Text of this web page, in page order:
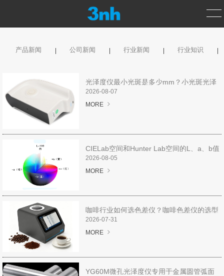
首页
光泽度仪
分光密度仪
涂层测厚仪
标准光源箱
图像测试方案
产品新闻 公司新闻 行业新闻 行业知识
光泽度仪最小光斑是多少mm？小光斑光泽
度仪怎么选型？
2026-08-07
MORE
CIELab空间和Hunter Lab空间的L、a、b值
表示一个意思吗？
2026-08-05
MORE
咖啡行业如何选色差仪？咖啡色差仪的选型
推荐
2026-07-31
MORE
YG60M微孔光泽度仪专用于金属圆管弧面